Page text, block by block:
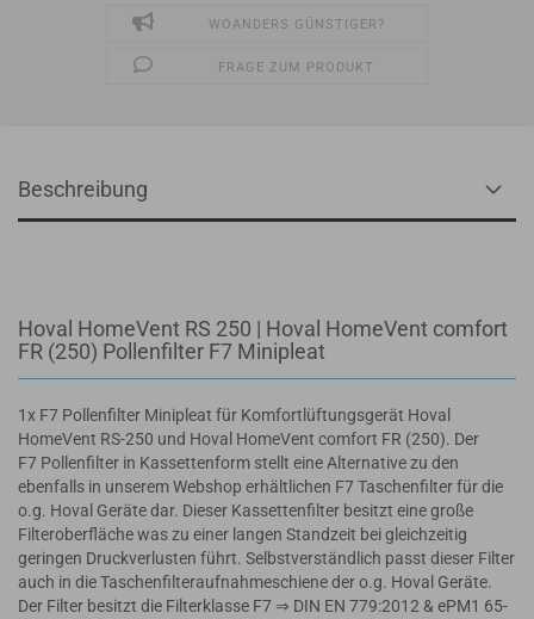
WOANDERS GÜNSTIGER?
FRAGE ZUM PRODUKT
Beschreibung
Hoval HomeVent RS 250 | Hoval HomeVent comfort
FR (250) Pollenfilter F7 Minipleat
1x F7 Pollenfilter Minipleat für Komfortlüftungsgerät Hoval
HomeVent RS-250 und Hoval HomeVent comfort FR (250). Der
F7 Pollenfilter in Kassettenform stellt eine Alternative zu den
ebenfalls in unserem Webshop erhältlichen F7 Taschenfilter für die
o.g. Hoval Geräte dar. Dieser Kassettenfilter besitzt eine große
Filteroberfläche was zu einer langen Standzeit bei gleichzeitig
geringen Druckverlusten führt. Selbstverständlich passt dieser Filter
auch in die Taschenfilteraufnahmeschiene der o.g. Hoval Geräte.
Der Filter besitzt die Filterklasse F7 ⇒ DIN EN 779:2012 & ePM1 65-